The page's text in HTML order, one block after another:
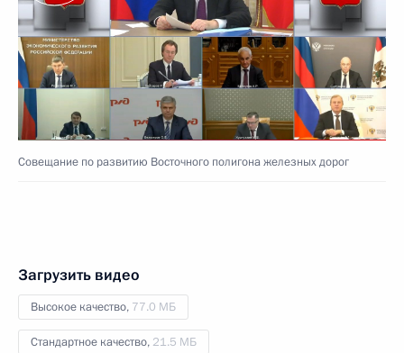
Совещание по развитию Восточного полигона железных дорог
Загрузить видео
Высокое качество, 77.0 МБ
Стандартное качество, 21.5 МБ